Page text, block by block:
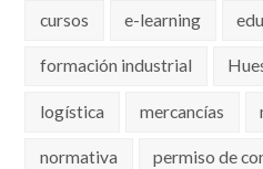
cursos e-learning
formación industrial
logística mercancías
normativa permiso de